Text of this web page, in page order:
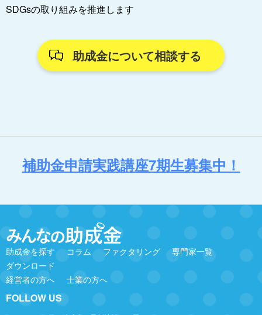
SDGsの取り組みを推進します
助成金について相談する
補助金申請実践講座7期生募集中！
助成金を探す コラム ファクタリング
専門家一覧
ダウンロード
経営者の方へ
士業の方へ
FOLLOW US